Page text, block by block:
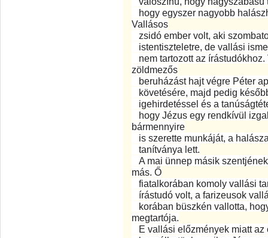
hogy egyszer nagyobb
Vallásos
zsidó ember volt, aki
istentiszteletre, de vallási
nem tartozott az
zöldmezős
beruházást hajt végre Péter
követésére, majd pedig
igehirdetéssel és a
hogy Jézus egy rendkívül
bármennyire
is szerette munkáját, a
tanítványa lett.
A mai ünnep másik
más. Ő
fiatalkorában komoly vallási
írástudó volt, a farizeusok
korában büszkén vallotta,
megtartója.
E vallási előzmények miatt